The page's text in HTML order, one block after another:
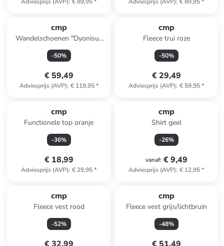
cmp
Wandelschoenen "Dyonisus
Low FitGo" grijs
-50%
€ 59,49
Adviesprijs (AVP): € 119,95*
cmp
Fleece trui roze
-50%
€ 29,49
Adviesprijs (AVP): € 59,95*
cmp
Functionele top oranje
-36%
€ 18,99
Adviesprijs (AVP): € 29,95*
cmp
Shirt geel
-26%
vanaf: € 9,49
Adviesprijs (AVP): € 12,95*
cmp
Fleece vest rood
-52%
cmp
Fleece vest grijs/lichtbruin
-48%